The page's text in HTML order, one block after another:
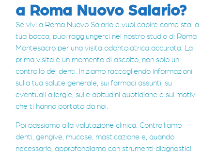
a Roma Nuovo Salario?
Se vivi a Roma Nuovo Salario e vuoi capire come sta la
tua bocca, puoi raggiungerci nel nostro studio di Roma
Montesacro per una visita odontoiatrica accurata. La
prima visita è un momento di ascolto, non solo un
controllo dei denti. Iniziamo raccogliendo informazioni
sulla tua salute generale, sui farmaci assunti, su
eventuali allergie, sulle abitudini quotidiane e sui motivi
che ti hanno portato da noi.
Poi passiamo alla valutazione clinica. Controlliamo
denti, gengive, mucose, masticazione e, quando
necessario, approfondiamo con strumenti diagnostici